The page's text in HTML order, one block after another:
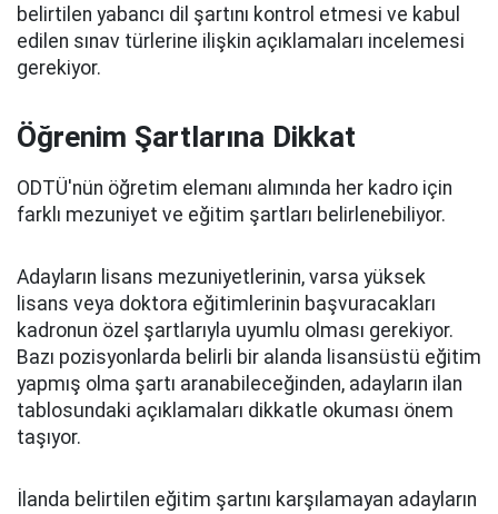
belirtilen yabancı dil şartını kontrol etmesi ve kabul
edilen sınav türlerine ilişkin açıklamaları incelemesi
gerekiyor.
Öğrenim Şartlarına Dikkat
ODTÜ'nün öğretim elemanı alımında her kadro için
farklı mezuniyet ve eğitim şartları belirlenebiliyor.
Adayların lisans mezuniyetlerinin, varsa yüksek
lisans veya doktora eğitimlerinin başvuracakları
kadronun özel şartlarıyla uyumlu olması gerekiyor.
Bazı pozisyonlarda belirli bir alanda lisansüstü eğitim
yapmış olma şartı aranabileceğinden, adayların ilan
tablosundaki açıklamaları dikkatle okuması önem
taşıyor.
İlanda belirtilen eğitim şartını karşılamayan adayların